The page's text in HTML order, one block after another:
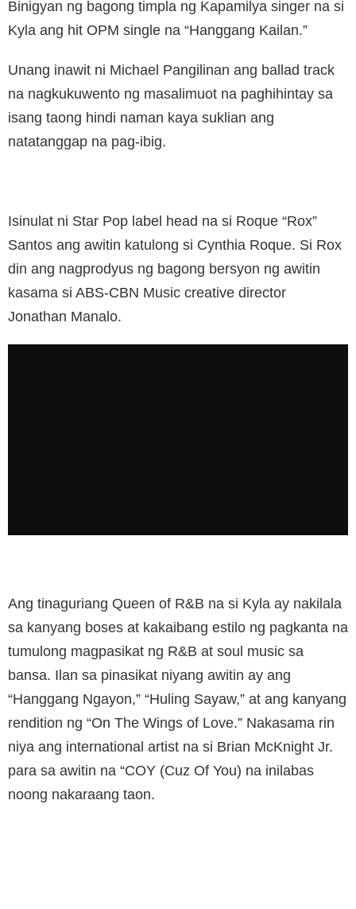
Binigyan ng bagong timpla ng Kapamilya singer na si
Kyla ang hit OPM single na “Hanggang Kailan.”
Unang inawit ni Michael Pangilinan ang ballad track
na nagkukuwento ng masalimuot na paghihintay sa
isang taong hindi naman kaya suklian ang
natatanggap na pag-ibig.
Isinulat ni Star Pop label head na si Roque “Rox”
Santos ang awitin katulong si Cynthia Roque. Si Rox
din ang nagprodyus ng bagong bersyon ng awitin
kasama si ABS-CBN Music creative director
Jonathan Manalo.
Ang tinaguriang Queen of R&B na si Kyla ay nakilala
sa kanyang boses at kakaibang estilo ng pagkanta na
tumulong magpasikat ng R&B at soul music sa
bansa. Ilan sa pinasikat niyang awitin ay ang
“Hanggang Ngayon,” “Huling Sayaw,” at ang kanyang
rendition ng “On The Wings of Love.” Nakasama rin
niya ang international artist na si Brian McKnight Jr.
para sa awitin na “COY (Cuz Of You) na inilabas
noong nakaraang taon.